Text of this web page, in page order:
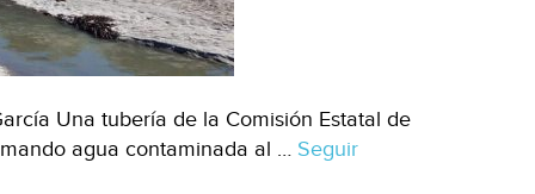
Una tubería de la Comisión Estatal de
agua contaminada al … Seguir